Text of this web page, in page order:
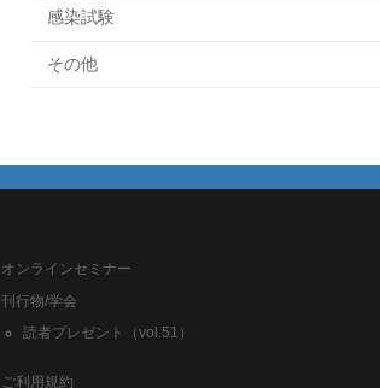
感染試験
その他
オンラインセミナー
刊行物/学会
読者プレゼント（vol.51）
ご利用規約